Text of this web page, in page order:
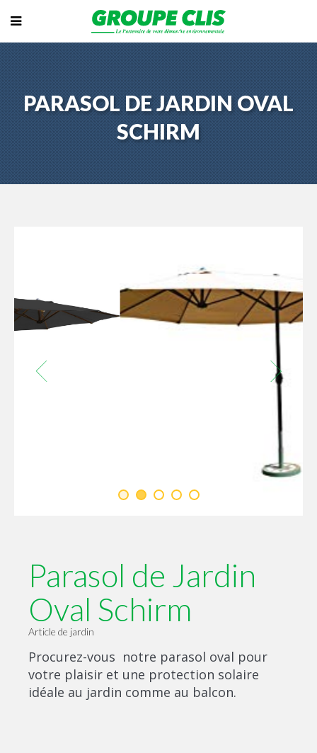
PARASOL DE JARDIN OVAL
SCHIRM
Parasol de Jardin
Oval Schirm
Article de jardin
Procurez-vous notre parasol oval pour
votre plaisir et une protection solaire
idéale au jardin comme au balcon.